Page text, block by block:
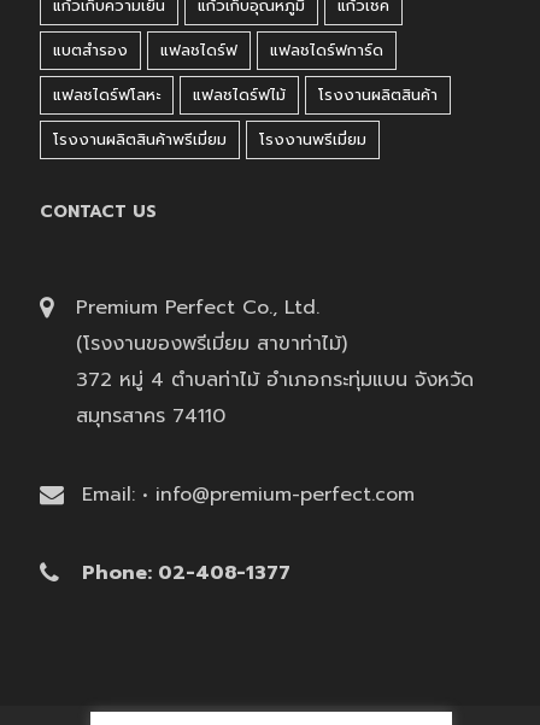
แก้วเก็บความเย็น
แก้วเก็บอุณหภูมิ
แก้วเชค
แบตสำรอง
แฟลชไดร์ฟ
แฟลชไดร์ฟการ์ด
แฟลชไดร์ฟโลหะ
แฟลชไดร์ฟไม้
โรงงานผลิตสินค้า
โรงงานผลิตสินค้าพรีเมี่ยม
โรงงานพรีเมี่ยม
CONTACT US
Premium Perfect Co., Ltd.
(โรงงานของพรีเมี่ยม สาขาท่าไม้)
372 หมู่ 4 ตำบลท่าไม้ อำเภอกระทุ่มแบน จังหวัด
สมุทรสาคร 74110
Email: • info@premium-perfect.com
Phone: 02-408-1377